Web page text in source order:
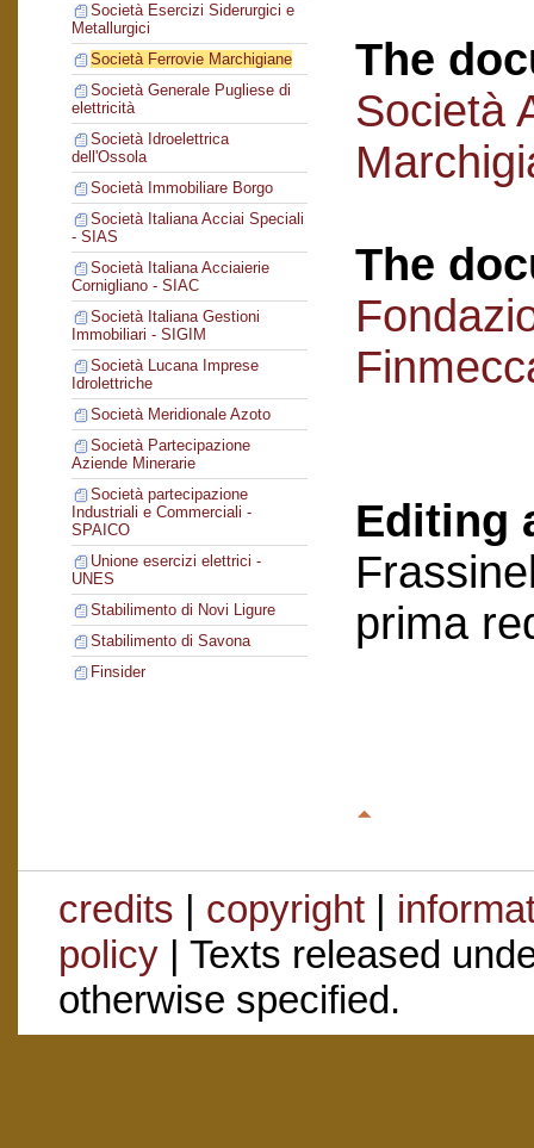
Società Esercizi Siderurgici e
Metallurgici
Società Ferrovie Marchigiane
Società Generale Pugliese di
elettricità
Società Idroelettrica
dell'Ossola
Società Immobiliare Borgo
Società Italiana Acciai Speciali
- SIAS
Società Italiana Acciaierie
Cornigliano - SIAC
Società Italiana Gestioni
Immobiliari - SIGIM
Società Lucana Imprese
Idrolettriche
Società Meridionale Azoto
Società Partecipazione
Aziende Minerarie
Società partecipazione
Industriali e Commerciali -
SPAICO
Unione esercizi elettrici -
UNES
Stabilimento di Novi Ligure
Stabilimento di Savona
Finsider
The
Società
The
Editing
prima
credits | copyright|
policy| Texts released
otherwise specified.